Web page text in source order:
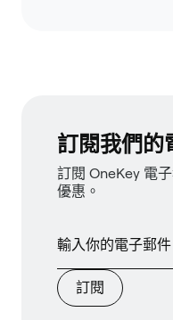
訂閱我們的
訂閱 OneKey 電
優惠。
訂閱